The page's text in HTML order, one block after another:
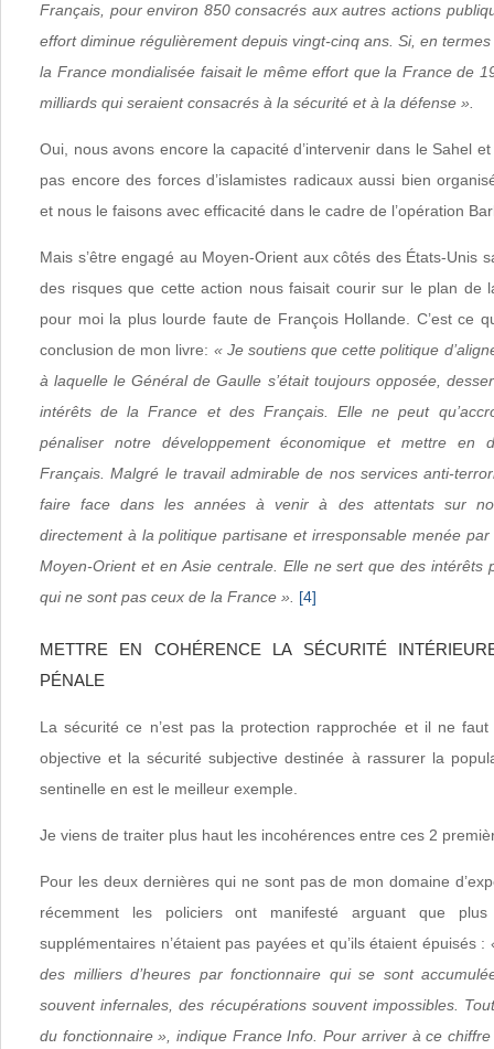
Français, pour environ 850 consacrés aux autres actions
effort diminue régulièrement depuis vingt-cinq ans. Si, en
la France mondialisée faisait le même effort que la France de
milliards qui seraient consacrés à la sécurité et à la défense ».
Oui, nous avons encore la capacité d’intervenir dans le Sahel et
pas encore des forces d’islamistes radicaux aussi bien
et nous le faisons avec efficacité dans le cadre de l’opération
Mais s’être engagé au Moyen-Orient aux côtés des États-Unis
des risques que cette action nous faisait courir sur le plan de
pour moi la plus lourde faute de François Hollande. C’est ce
conclusion de mon livre: « Je soutiens que cette politique
à laquelle le Général de Gaulle s’était toujours opposée,
intérêts de la France et des Français. Elle ne peut
pénaliser notre développement économique et mettre en
Français. Malgré le travail admirable de nos services anti-
faire face dans les années à venir à des attentats sur
directement à la politique partisane et irresponsable menée
Moyen-Orient et en Asie centrale. Elle ne sert que des intérêts
qui ne sont pas ceux de la France ».
[4]
METTRE EN COHÉRENCE LA SÉCURITÉ
PÉNALE
La sécurité ce n’est pas la protection rapprochée et il ne
objective et la sécurité subjective destinée à rassurer la
sentinelle en est le meilleur exemple.
Je viens de traiter plus haut les incohérences entre ces 2
Pour les deux dernières qui ne sont pas de mon domaine
récemment les policiers ont manifesté arguant que plus
supplémentaires n’étaient pas payées et qu’ils étaient épuisés :
des milliers d’heures par fonctionnaire qui se sont
souvent infernales, des récupérations souvent impossibles.
du fonctionnaire », indique France Info. Pour arriver à ce